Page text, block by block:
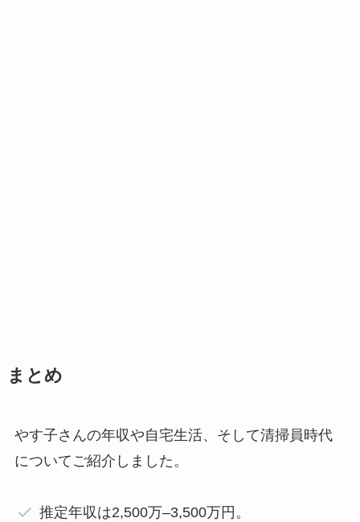
まとめ
やす子さんの年収や自宅生活、そして清掃員時代
についてご紹介しました。
推定年収は2,500万–3,500万円。